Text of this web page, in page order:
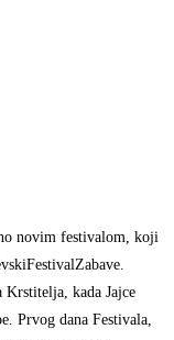
novim festivalom, koji
Krstitelja, kada Jajce
Prvog dana Festivala,